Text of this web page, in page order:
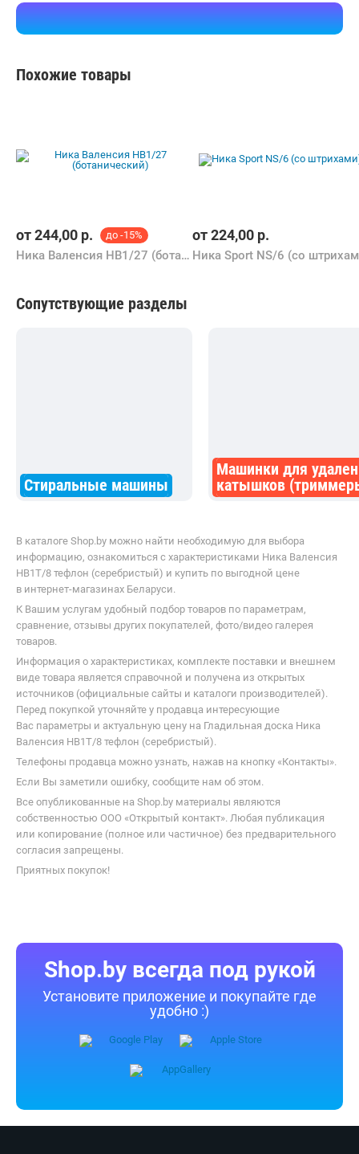
Похожие товары
от244,00 р. до -15%
Ника Валенсия НВ1/27 (ботанический)
от224,00 р.
Сопутствующие разделы
Стиральные машины
Машинки для
катышков
В каталоге Shop.by можно найти необходимую для выбора
информацию, ознакомиться с характеристиками Ника Валенсия
НВ1Т/8 тефлон (серебристый) и купить по выгодной цене
в интернет-магазинах Беларуси.
К Вашим услугам удобный подбор товаров по параметрам,
сравнение, отзывы других покупателей, фото/видео галерея
товаров.
Информация о характеристиках, комплекте поставки и внешнем
виде товара является справочной и получена из открытых
источников (официальные сайты и каталоги производителей).
Перед покупкой уточняйте у продавца интересующие
Вас параметры и актуальную цену на Гладильная доска Ника
Валенсия НВ1Т/8 тефлон (серебристый).
Телефоны продавца можно узнать, нажав на кнопку «Контакты».
Если Вы заметили ошибку, сообщите нам об этом.
Все опубликованные на Shop.by материалы являются
собственностью ООО «Открытый контакт». Любая публикация
или копирование (полное или частичное) без предварительного
согласия запрещены.
Приятных покупок!
Shop.by всегда под рукой
Установите приложение и покупайте где
удобно :)